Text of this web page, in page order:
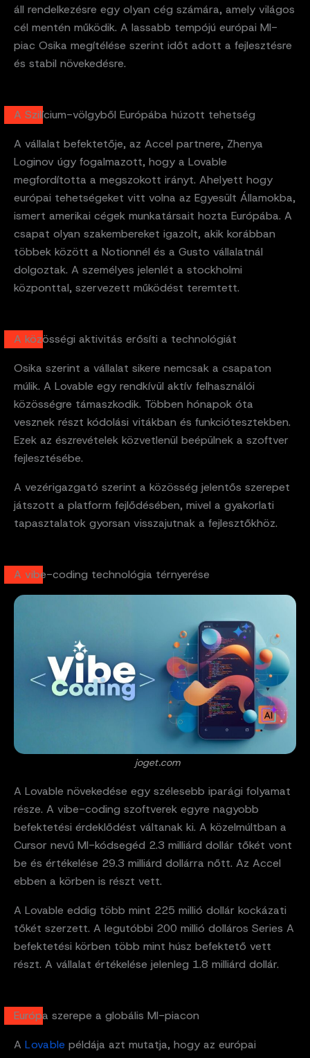
áll rendelkezésre egy olyan cég számára, amely világos
cél mentén működik. A lassabb tempójú európai MI-
piac Osika megítélése szerint időt adott a fejlesztésre
és stabil növekedésre.
A Szilícium-völgyből Európába húzott tehetség
A vállalat befektetője, az Accel partnere, Zhenya
Loginov úgy fogalmazott, hogy a Lovable
megfordította a megszokott irányt. Ahelyett hogy
európai tehetségeket vitt volna az Egyesült Államokba,
ismert amerikai cégek munkatársait hozta Európába. A
csapat olyan szakembereket igazolt, akik korábban
többek között a Notionnél és a Gusto vállalatnál
dolgoztak. A személyes jelenlét a stockholmi
központtal, szervezett működést teremtett.
A közösségi aktivitás erősíti a technológiát
Osika szerint a vállalat sikere nemcsak a csapaton
múlik. A Lovable egy rendkívül aktív felhasználói
közösségre támaszkodik. Többen hónapok óta
vesznek részt kódolási vitákban és funkciótesztekben.
Ezek az észrevételek közvetlenül beépülnek a szoftver
fejlesztésébe.
A vezérigazgató szerint a közösség jelentős szerepet
játszott a platform fejlődésében, mivel a gyakorlati
tapasztalatok gyorsan visszajutnak a fejlesztőkhöz.
A vibe-coding technológia térnyerése
joget.com
A Lovable növekedése egy szélesebb iparági folyamat
része. A vibe-coding szoftverek egyre nagyobb
befektetési érdeklődést váltanak ki. A közelmúltban a
Cursor nevű MI-kódsegéd 2.3 milliárd dollár tőkét vont
be és értékelése 29.3 milliárd dollárra nőtt. Az Accel
ebben a körben is részt vett.
A Lovable eddig több mint 225 millió dollár kockázati
tőkét szerzett. A legutóbbi 200 millió dolláros Series A
befektetési körben több mint húsz befektető vett
részt. A vállalat értékelése jelenleg 1.8 milliárd dollár.
Európa szerepe a globális MI-piacon
A Lovable példája azt mutatja, hogy az európai